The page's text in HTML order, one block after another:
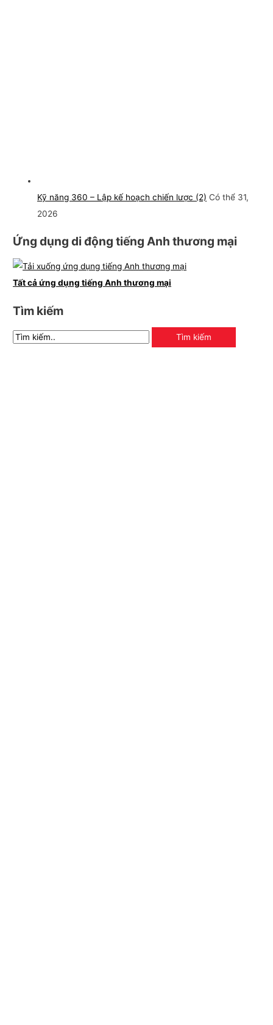
Kỹ năng 360 – Lập kế hoạch chiến lược (2) Có thể 31,
2026
Ứng dụng di động tiếng Anh thương mại
Tất cả ứng dụng tiếng Anh thương mại
Tìm kiếm